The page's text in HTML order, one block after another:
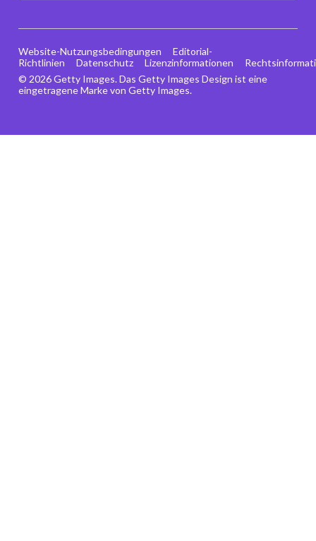
© 2026 Getty Images. Das Getty Images Design ist eine
eingetragene Marke von Getty Images.
Website-Nutzungsbedingungen
Editorial-
Richtlinien
Datenschutz Lizenzinformationen